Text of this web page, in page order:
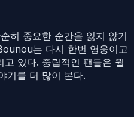
히 중요한 순간을 잃지 않기
는 다시 한번 영웅이고
있다. 중립적인 팬들은 월
기를 더 많이 본다.